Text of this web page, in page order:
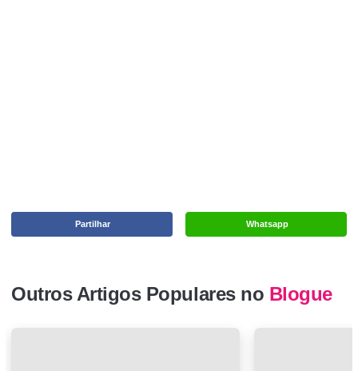
Whatsapp
Partilhar
Outros Artigos Populares no Blogue